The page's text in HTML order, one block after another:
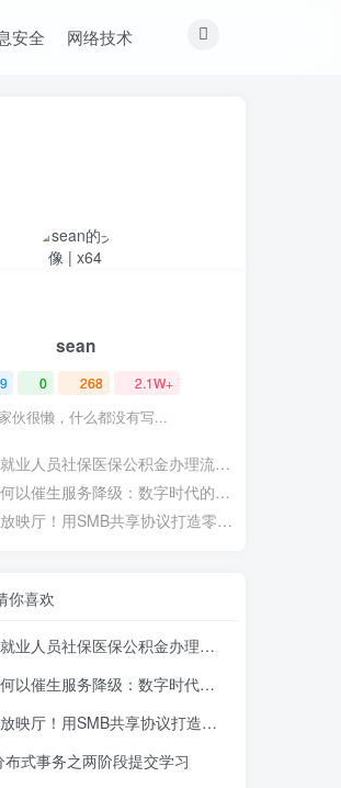
安全 网络技术
sean
0 268 2.1W+
伙很懒，什么都没有写...
人员社保医保公积金办理流程记录
催生服务降级：数字时代的用户体验悖论
厅！用SMB共享协议打造零门槛家庭影院
你喜欢
人员社保医保公积金办理流程记录
生服务降级：数字时代的用户体验悖论
！用SMB共享协议打造零门槛家庭影院
布式事务之两阶段提交学习